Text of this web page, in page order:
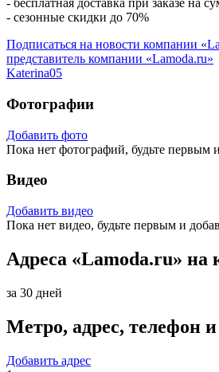
- бесплатная доставка при заказе на
- сезонные скидки до 70%
Подписаться на новости компании
представитель компании «Lamoda.ru»
Katerina05
Фотографии
Добавить фото
Пока нет фотографий, будьте первым
Видео
Добавить видео
Пока нет видео, будьте первым и
Адреса «Lamoda.ru»
за 30 дней
Метро, адрес, телефон
Добавить адрес